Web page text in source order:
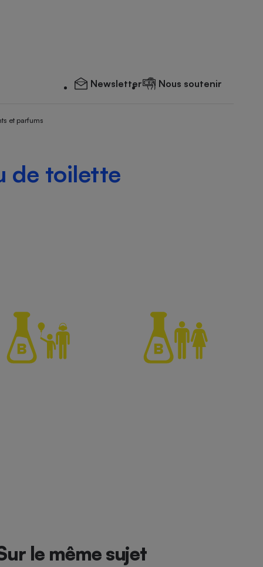
Newsletter Nous soutenir
et parfums
de toilette
le même sujet